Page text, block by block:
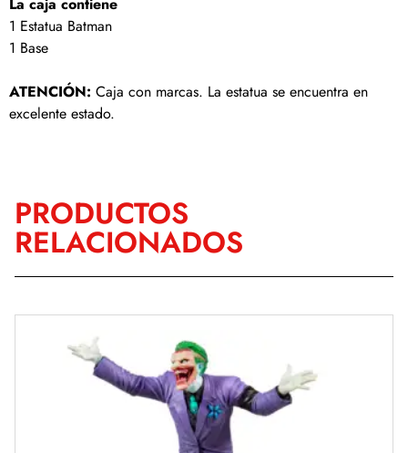
1 Estatua Batman
1 Base
ATENCIÓN: Caja con marcas. La estatua se encuentra en
excelente estado.
PRODUCTOS
RELACIONADOS